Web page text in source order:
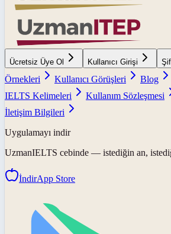
Ücretsiz Üye Ol Kullanıcı Girişi
Örnekleri
Kullanıcı Görüşleri Blog
IELTS Kelimeleri
Kullanım Sözleşmesi
İletişim Bilgileri
Uygulamayı indir
UzmanIELTS cebinde — istediğin an,
İndirApp Store